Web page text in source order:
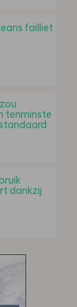
failliet
tenminste
dankzij